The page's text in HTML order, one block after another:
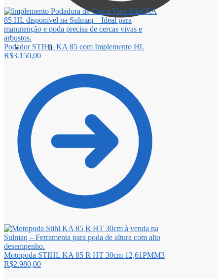
R$0,00 0
Podador STIHL KA 85 com Implemento HL
R$3.150,00
Motopoda STIHL KA 85 R HT 30cm 12,61PMM3
R$2.980,00